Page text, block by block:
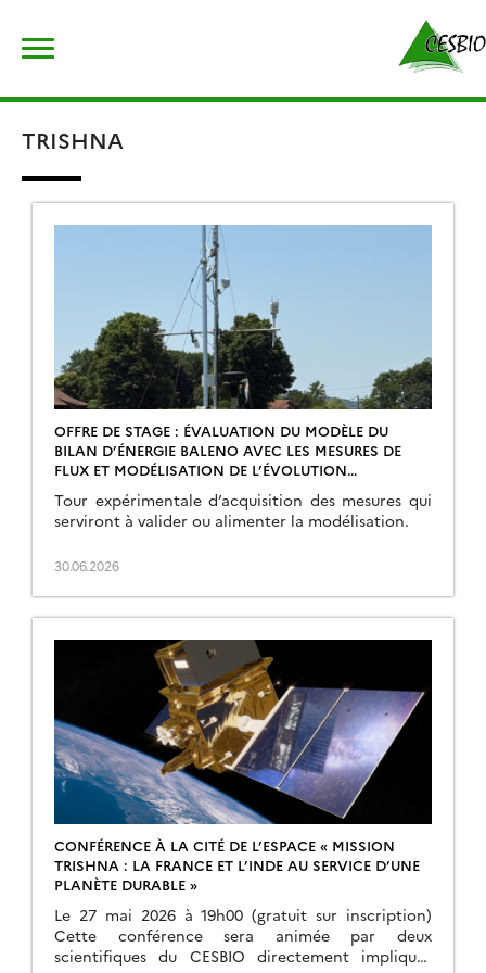
content
TRISHNA
OFFRE DE STAGE : ÉVALUATION DU MODÈLE DU
BILAN D’ÉNERGIE BALENO AVEC LES MESURES DE
FLUX ET MODÉLISATION DE L’ÉVOLUTION
THERMIQUE
Tour expérimentale d’acquisition des mesures qui
serviront à valider ou alimenter la modélisation.
30.06.2026
CONFÉRENCE À LA CITÉ DE L’ESPACE « MISSION
TRISHNA : LA FRANCE ET L’INDE AU SERVICE D’UNE
PLANÈTE DURABLE »
Le 27 mai 2026 à 19h00 (gratuit sur inscription)
Cette conférence sera animée par deux
scientifiques du CESBIO directement impliqués